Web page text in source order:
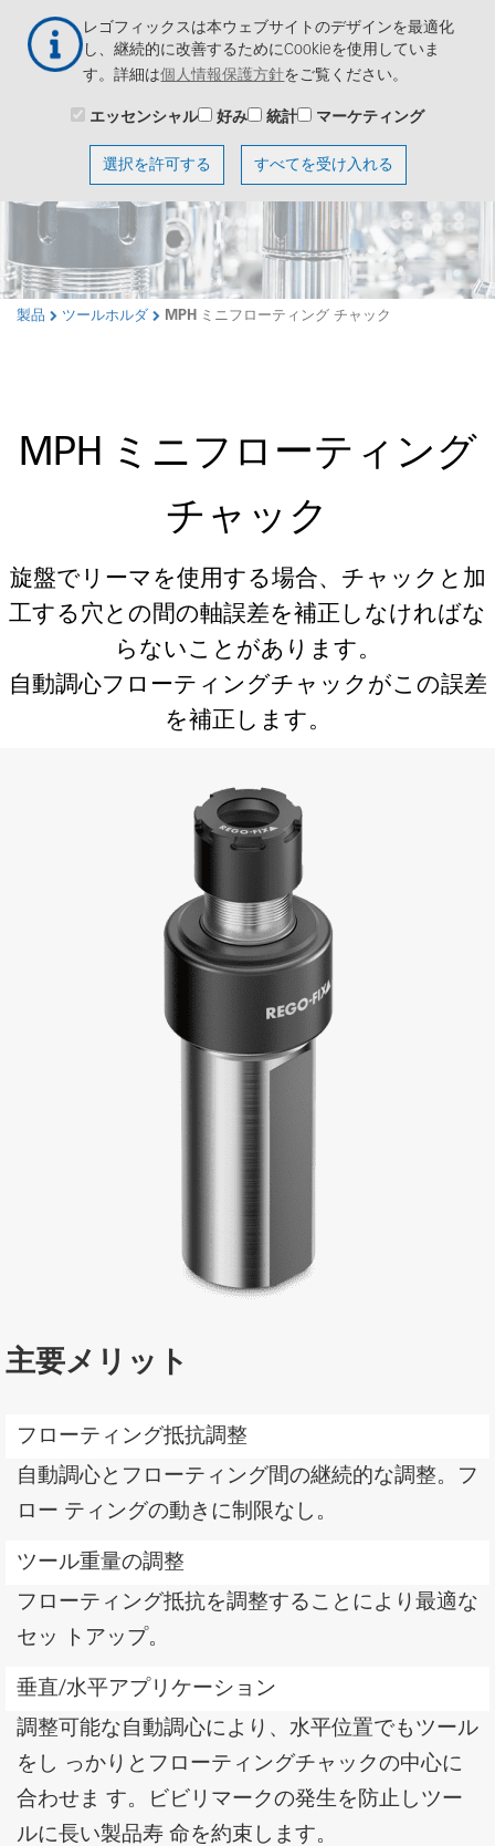
レゴフィックスは本ウェブサイトのデザインを最適化
し、継続的に改善するためにCookieを使用していま
す。詳細は個人情報保護方針をご覧ください。
エッセンシャル 好み 統計 マーケティング
選択を許可する すべてを受け入れる
製品 ツールホルダ MPH ミニフローティング チャック
MPH ミニフローティング
チャック
旋盤でリーマを使用する場合、チャックと加
工する穴との間の軸誤差を補正しなければな
らないことがあります。
自動調心フローティングチャックがこの誤差
を補正します。
主要メリット
andフローティング抵抗調整
自動調心とフローティング間の継続的な調整。フ
ロー ティングの動きに制限なし。
ツール重量の調整
フローティング抵抗を調整することにより最適な
セッ トアップ。
垂直/水平アプリケーション
調整可能な自動調心により、水平位置でもツール
をし っかりとフローティングチャックの中心に
合わせま す。ビビリマークの発生を防止しツー
ルに長い製品寿 命を約束します。